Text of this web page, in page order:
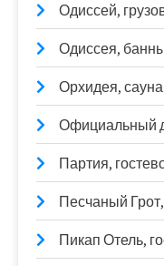
Одиссей,
Одиссея,
Орхидея, сауна
Официальный
Партия,
Песчаный
Пикап Отель,